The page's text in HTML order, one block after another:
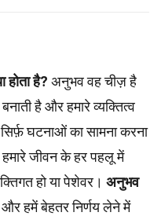
है? अनुभव वह चीज़ है
है और हमारे व्यक्तित्व
घटनाओं का सामना करना
जीवन के हर पहलू में
हो या पेशेवर। अनुभव
हमें बेहतर निर्णय लेने में